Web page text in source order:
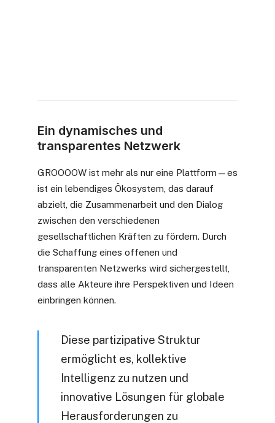
Ein dynamisches und
transparentes Netzwerk
GROOOOW ist mehr als nur eine Plattform—es
ist ein lebendiges Ökosystem, das darauf
abzielt, die Zusammenarbeit und den Dialog
zwischen den verschiedenen
gesellschaftlichen Kräften zu fördern. Durch
die Schaffung eines offenen und
transparenten Netzwerks wird sichergestellt,
dass alle Akteure ihre Perspektiven und Ideen
einbringen können.
Diese partizipative Struktur
ermöglicht es, kollektive
Intelligenz zu nutzen und
innovative Lösungen für globale
Herausforderungen zu